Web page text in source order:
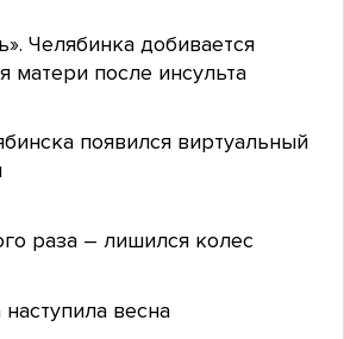
Челябинка добивается
матери после инсульта
появился виртуальный
раза – лишился колес
весна